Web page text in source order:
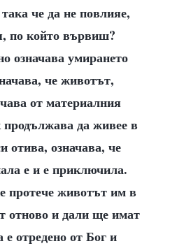
че да не повлияе,
по който вървиш?
означава умирането
че животът,
от материалния
продължава да живее в
отива, означава, че
е и е приключила.
протече животът им в
отново и дали ще имат
отредено от Бог и